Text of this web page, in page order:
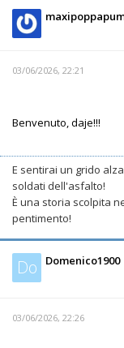
03/06/2026, 22:21
Benvenuto, daje!!!
E sentirai un grido
soldati dell'asfalto!
È una storia scolpita
pentimento!
Do Domenico1900
03/06/2026, 22:26